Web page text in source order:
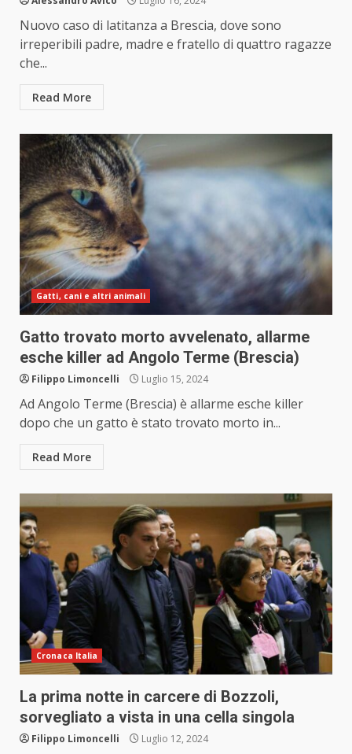
Nuovo caso di latitanza a Brescia, dove sono
irreperibili padre, madre e fratello di quattro ragazze
che...
Read More
Gatti, cani e altri animali
Gatto trovato morto avvelenato, allarme
esche killer ad Angolo Terme (Brescia)
Filippo Limoncelli Luglio 15, 2024
Ad Angolo Terme (Brescia) è allarme esche killer
dopo che un gatto è stato trovato morto in...
Read More
Cronaca Italia
La prima notte in carcere di Bozzoli,
sorvegliato a vista in una cella singola
Filippo Limoncelli Luglio 12, 2024